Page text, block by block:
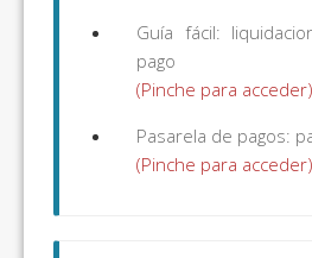
Guía fácil:
pago
(Pinche para acceder)
Pasarela de pagos:
(Pinche para acceder)